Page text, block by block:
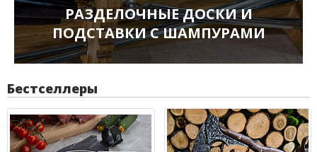
РАЗДЕЛОЧНЫЕ ДОСКИ И
ПОДСТАВКИ С ШАМПУРАМИ
Бестселлеры